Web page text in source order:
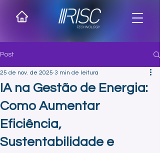
Post
IA na Gestão de Energia:
Como Aumentar
Eficiência,
Sustentabilidade e
25 de nov. de 2025 3 min de leitura